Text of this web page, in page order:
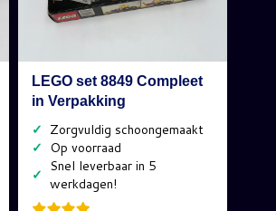
LEGO set 8849 Compleet
in Verpakking
✓
✓
✓